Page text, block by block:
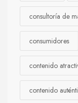
consultoría de
consumidores
contenido
contenido